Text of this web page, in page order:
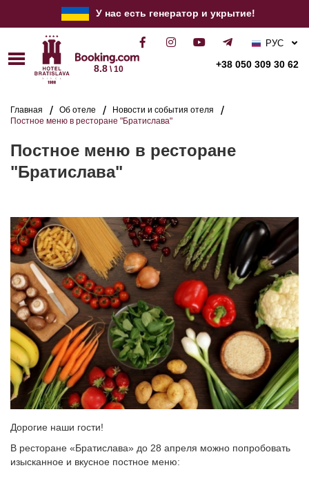
У нас есть генератор и укрытие!
8.8\ 10 +38 050 309 30 62
РУС
УКР
Главная Об отеле
Новости и события отеля
Постное меню в ресторане "Братислава"
Постное меню в ресторане
"Братислава"
Дорогие наши гости!
В ресторане «Братислава» до 28 апреля можно попробовать
изысканное и вкусное постное меню: